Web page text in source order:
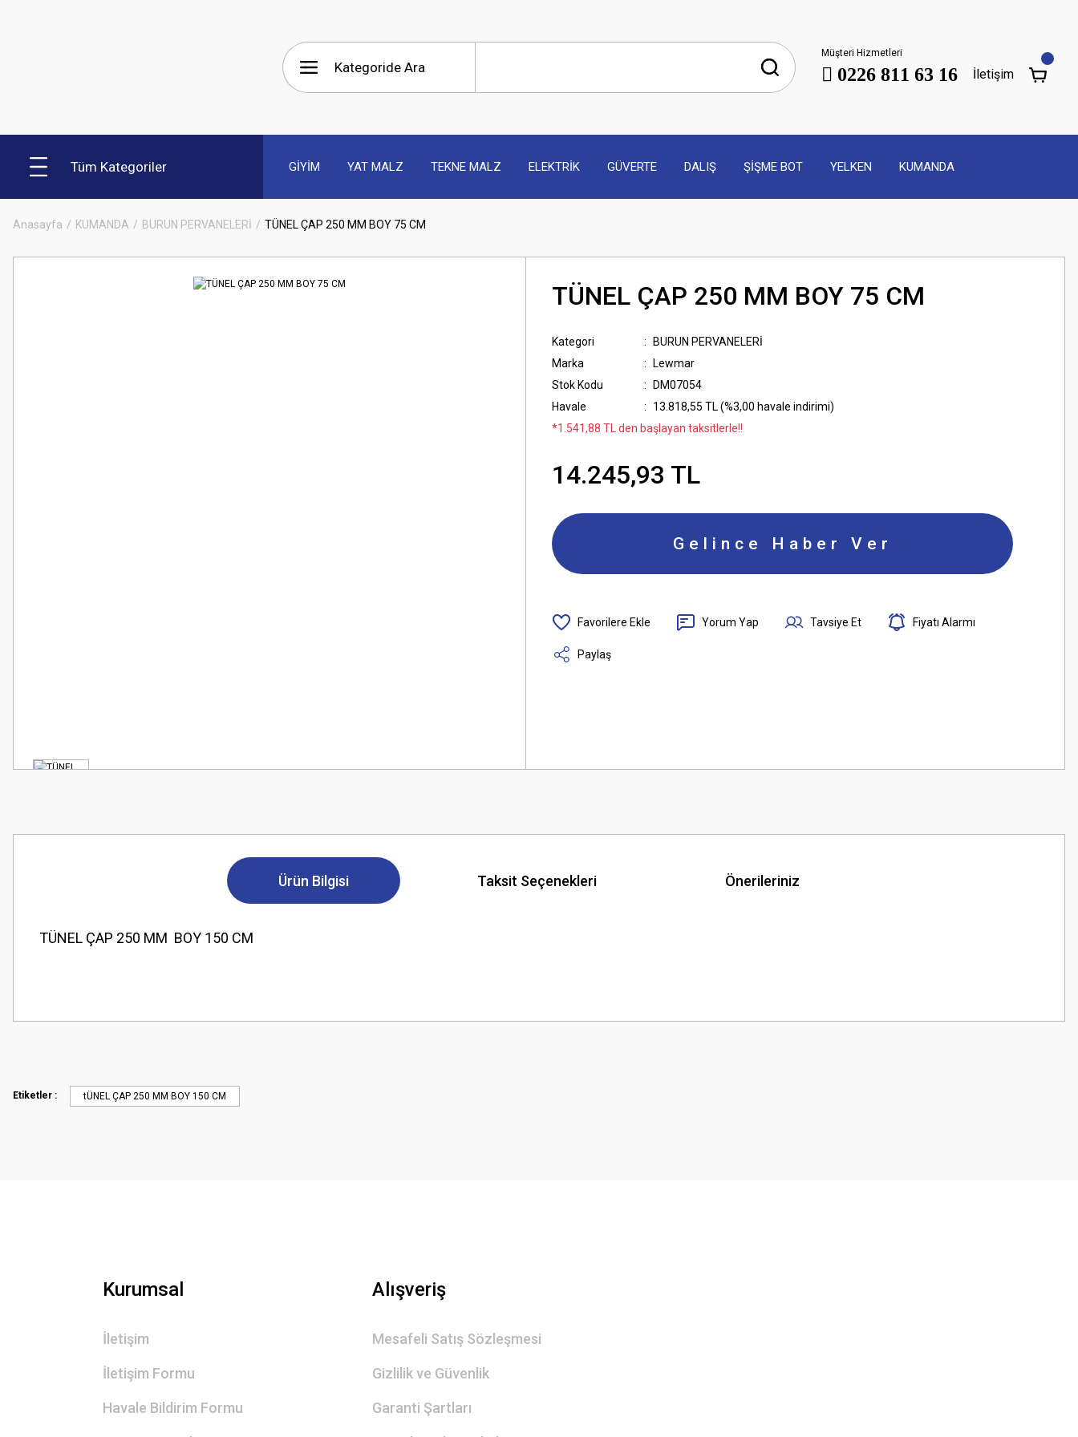
Müşteri Hizmetleri
0226 811 63 16 İletişim
Tüm Kategoriler GİYİM YAT MALZ TEKNE MALZ ELEKTRİK GÜVERTE DALIŞ ŞİŞME BOT YELKEN KUMANDA
Anasayfa KUMANDA BURUN PERVANELERİ TÜNEL ÇAP 250 MM BOY 75 CM
TÜNEL ÇAP 250 MM BOY 75 CM
Kategori
BURUN PERVANELERİ
Marka
Lewmar
Stok Kodu
DM07054
Havale
13.818,55 TL (%3,00 havale indirimi)
*1.541,88 TL den başlayan taksitlerle!!
14.245,93 TL
Gelince Haber Ver
Yorum Yap Tavsiye Et Fiyatı Alarmı
Paylaş
Ürün Bilgisi Taksit Seçenekleri Önerileriniz
TÜNEL ÇAP 250 MM BOY 150 CM
Görüş ve önerileriniz için teşekkür ederiz.
Ürün bilgilerinde hatalar bulunuyor.
Etiketler : tÜNEL ÇAP 250 MM BOY 150 CM
Kurumsal
İletişim
İletişim Formu
Havale Bildirim Formu
Alışveriş
Mesafeli Satış Sözleşmesi
Gizlilik ve Güvenlik
Garanti Şartları